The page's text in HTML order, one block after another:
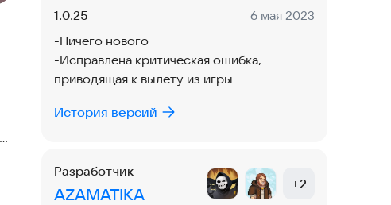
Версия:
1.0.25 Дата:
6 мая 2023
-Ничего нового
-Исправлена критическая ошибка,
приводящая к вылету из игры
История версий
Разработчик
AZAMATIKA
+2